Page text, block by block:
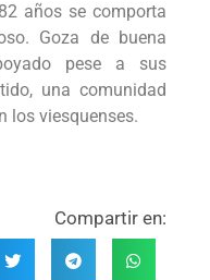
años se comporta
Goza de buena
pese a sus
una comunidad
los viesquenses.
Compartir en: